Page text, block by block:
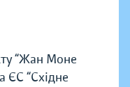
“Жан Моне
ЄС “Східне